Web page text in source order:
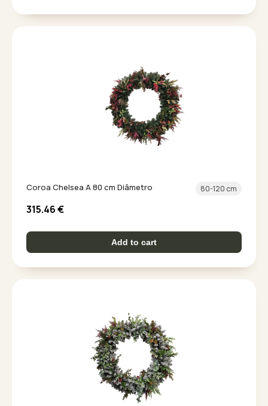
Coroa Chelsea A 80 cm Diâmetro 80-120 cm
315.46€
Add to cart